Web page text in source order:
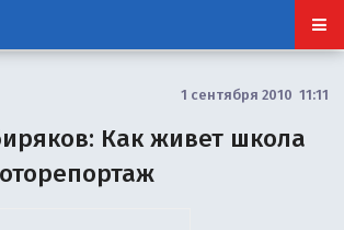
1 сентября 2010 11:11
Как живет школа